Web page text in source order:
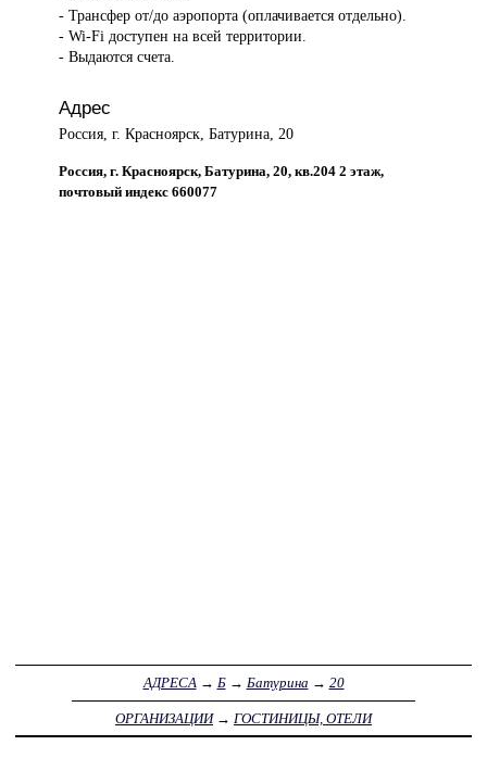
- Трансфер от/до аэропорта (оплачивается отдельно).
- Wi-Fi доступен на всей территории.
- Выдаются счета.
Адрес
Россия, г. Красноярск, Батурина, 20
Россия, г. Красноярск, Батурина, 20, кв.204 2 этаж,
почтовый индекс 660077
АДРЕСА→ Б→ Батурина → 20
ОРГАНИЗАЦИИ→ ГОСТИНИЦЫ, ОТЕЛИ